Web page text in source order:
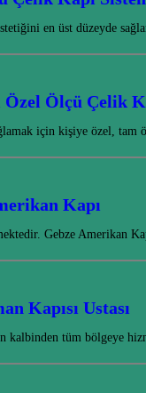
en üst düzeyde
Ölçü Çelik
için kişiye özel,
Kapı
Gebze Amerikan
Kapısı Ustası
kalbinden tüm bölgeye